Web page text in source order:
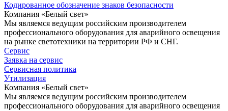
Кодированное обозначение знаков безопасности
Компания «Белый свет»
Мы являемся ведущим российским производителем
профессионального оборудования для аварийного освещения
на рынке светотехники на территории РФ и СНГ.
Сервис
Заявка на сервис
Сервисная политика
Утилизация
Компания «Белый свет»
Мы являемся ведущим российским производителем
профессионального оборудования для аварийного освещения